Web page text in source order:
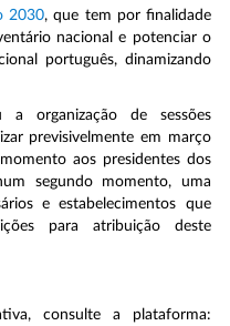
2030, que tem por finalidade
nacional e potenciar o
português, dinamizando
organização de sessões
previsivelmente em março
aos presidentes dos
segundo momento, uma
e estabelecimentos que
para atribuição deste
consulte a plataforma: